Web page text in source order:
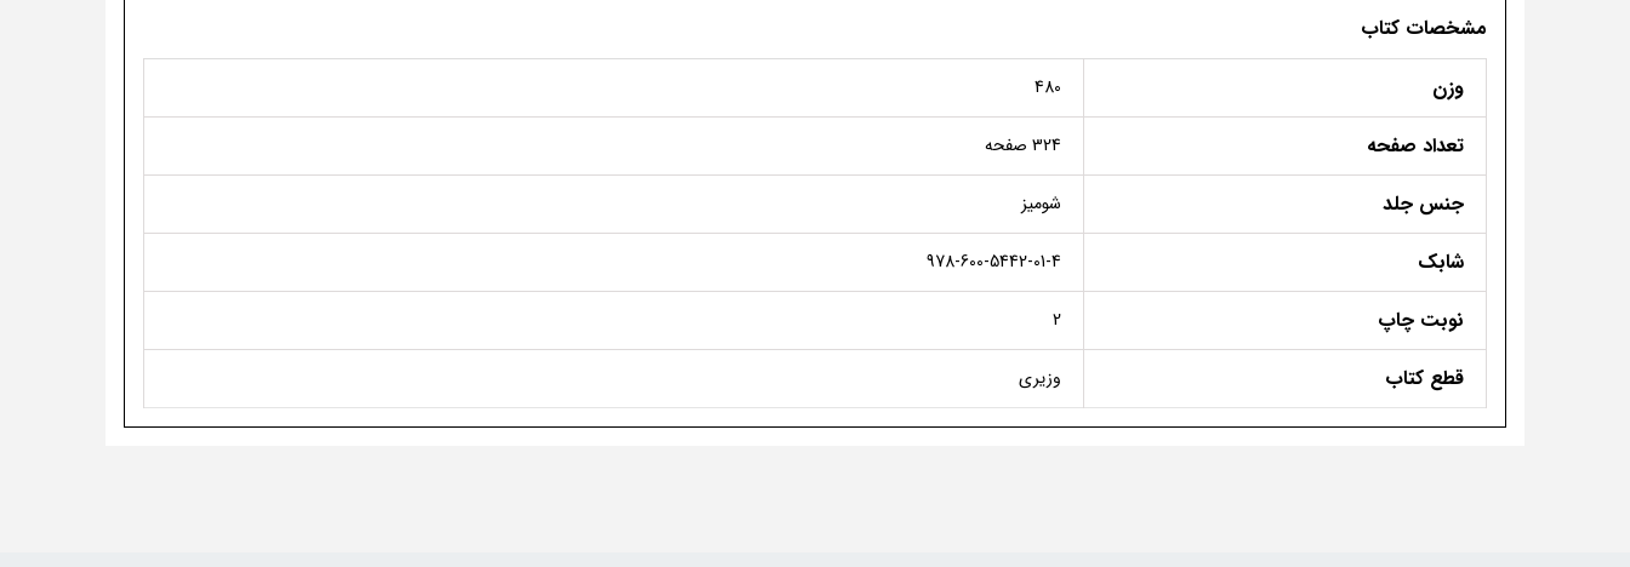
مشخصات کتاب
وزن
480
تعداد صفحه 324 صفحه
جنس جلد شومیز
شابک 978-600-5442-01-4
نوبت چاپ 2
قطع کتاب وزیری